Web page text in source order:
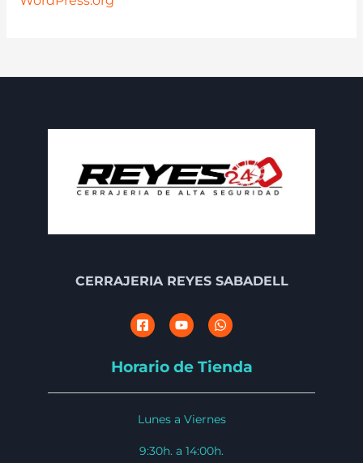
CERRAJERIA REYES SABADELL
Horario de Tienda
Lunes a Viernes
9:30h. a 14:00h.